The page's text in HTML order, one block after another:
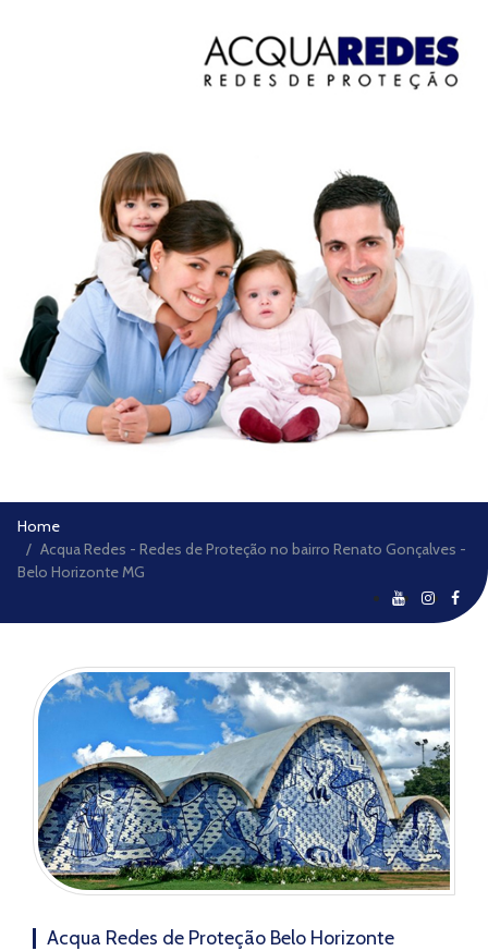
Home
Acqua Redes - Redes de Proteção no bairro Renato Gonçalves -
Belo Horizonte MG
Acqua Redes de Proteção Belo Horizonte